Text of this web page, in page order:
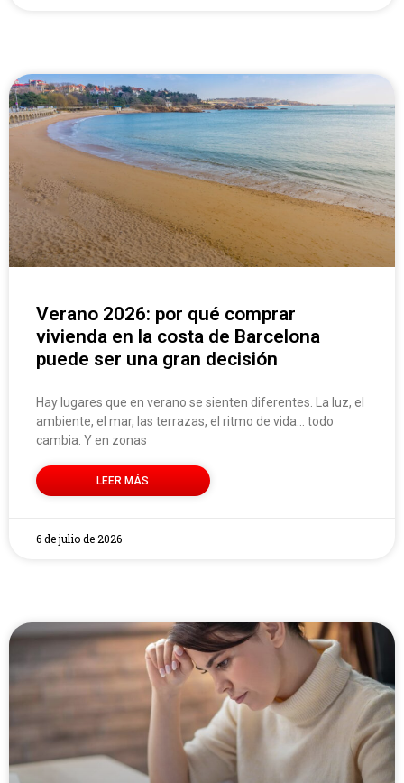
Verano 2026: por qué comprar
vivienda en la costa de Barcelona
puede ser una gran decisión
Hay lugares que en verano se sienten diferentes. La luz, el
ambiente, el mar, las terrazas, el ritmo de vida… todo
cambia. Y en zonas
LEER MÁS
6 de julio de 2026